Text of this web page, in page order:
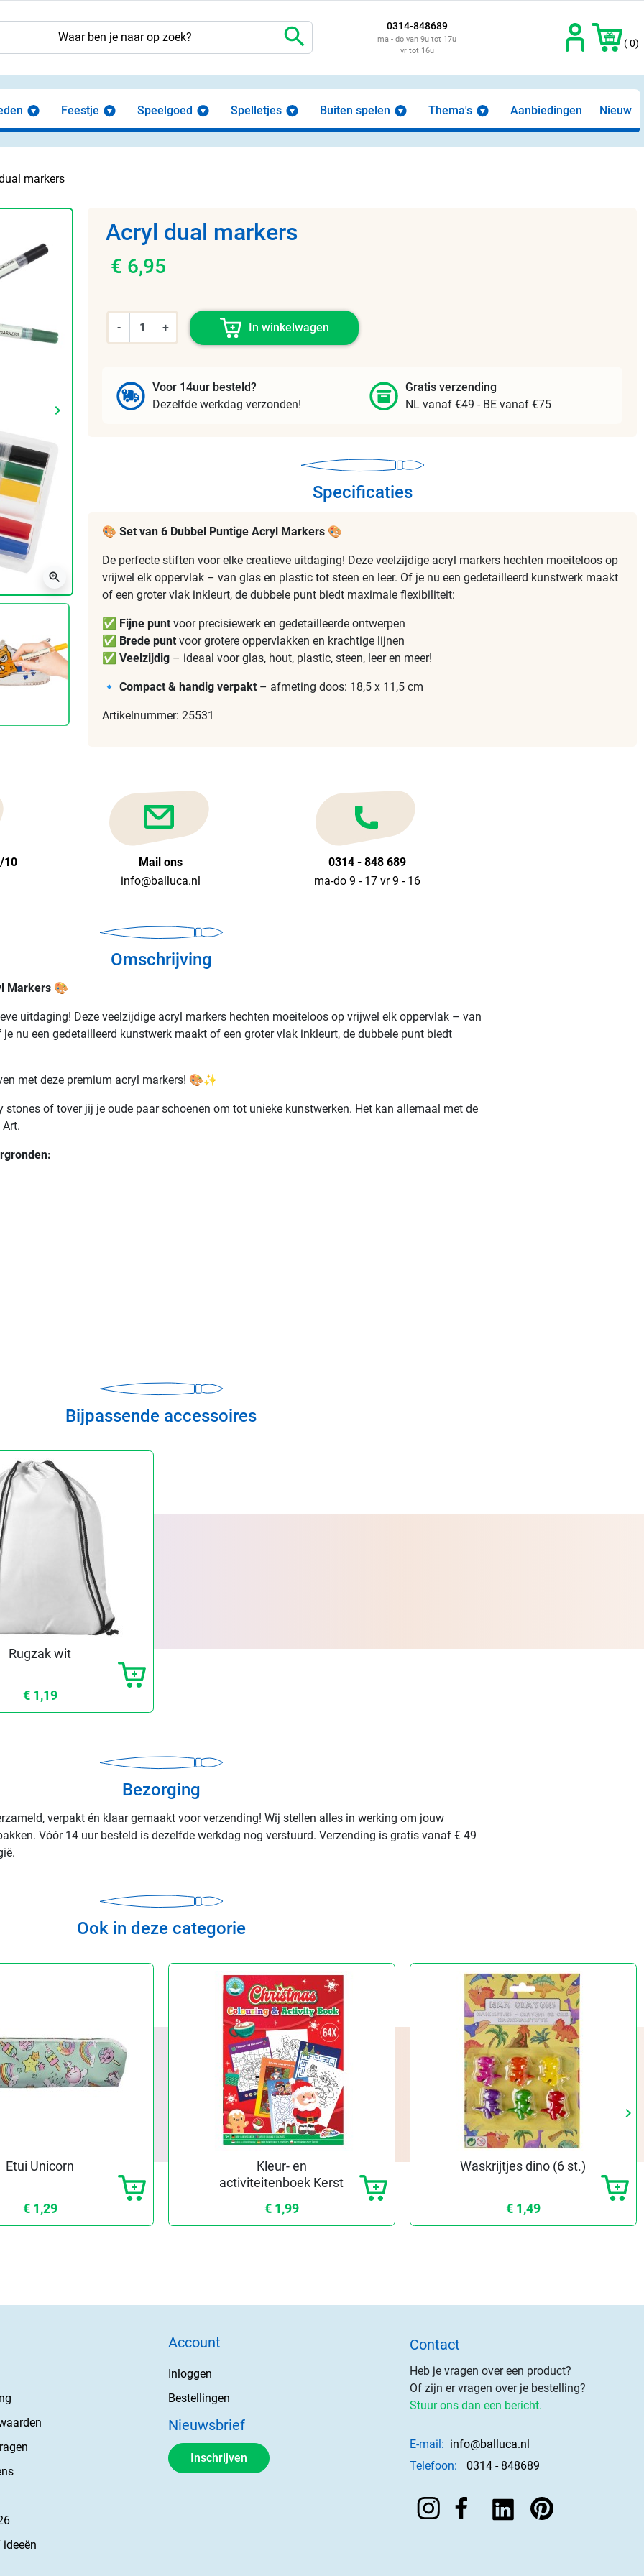
search 0314-848689
ma - do van 9u tot 17u
vr tot 16u
( 0)
Feestje Speelgoed Spelletjes Buiten spelen Thema's Aanbiedingen Nieuw
markers
Volgende
keyboard_arrow_right
zoom_in
Acryl dual markers
€ 6,95
- + In winkelwagen
Voor 14uur besteld?
Dezelfde werkdag verzonden!
Gratis verzending
NL vanaf €49 - BE vanaf €75
Specificaties
🎨 Set van 6 Dubbel Puntige Acryl Markers 🎨
De perfecte stiften voor elke creatieve uitdaging! Deze veelzijdige acryl markers hechten moeiteloos op
vrijwel elk oppervlak – van glas en plastic tot steen en leer. Of je nu een gedetailleerd kunstwerk maakt
of een groter vlak inkleurt, de dubbele punt biedt maximale flexibiliteit:
✅ Fijne punt voor precisiewerk en gedetailleerde ontwerpen
✅ Brede punt voor grotere oppervlakken en krachtige lijnen
✅ Veelzijdig – ideaal voor glas, hout, plastic, steen, leer en meer!
🔹 Compact & handig verpakt – afmeting doos: 18,5 x 11,5 cm
Artikelnummer: 25531
10
Mail ons
info@balluca.nl
0314 - 848 689
ma-do 9 - 17 vr 9 - 16
Omschrijving
Markers🎨
uitdaging! Deze veelzijdige acryl markers hechten moeiteloos op vrijwel elk oppervlak – van
nu een gedetailleerd kunstwerk maakt of een groter vlak inkleurt, de dubbele punt biedt
met deze premium acryl markers! 🎨✨
of tover jij je oude paar schoenen om tot unieke kunstwerken. Het kan allemaal met de
Bijpassende accessoires
Rugzak wit
€ 1,19
Bezorging
verpakt én klaar gemaakt voor verzending! Wij stellen alles in werking om jouw
Vóór 14 uur besteld is dezelfde werkdag nog verstuurd. Verzending is gratis vanaf € 49
Ook in deze categorie
keyboard_arrow_right
Etui Unicorn
€ 1,29
Kleur- en
activiteitenboek Kerst
€ 1,99
Waskrijtjes dino (6 st.)
€ 1,49
ideeën
Account
Inloggen
Bestellingen
Nieuwsbrief
Inschrijven
Contact
Heb je vragen over een product?
Of zijn er vragen over je bestelling?
Stuur ons dan een bericht.
E-mail: info@balluca.nl
Telefoon:
0314 - 848689